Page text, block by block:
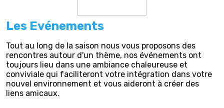
Les Evénements
Tout au long de la saison nous vous proposons des
rencontres autour d'un thème, nos événements ont
toujours lieu dans une ambiance chaleureuse et
conviviale qui faciliteront votre intégration dans votre
nouvel environnement et vous aideront à créer des
liens amicaux.